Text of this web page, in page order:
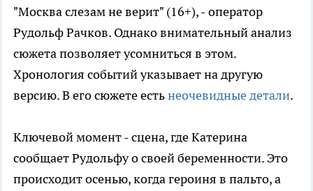
"Москва слезам не верит" (16+), - оператор
Рудольф Рачков. Однако внимательный анализ
сюжета позволяет усомниться в этом.
Хронология событий указывает на другую
версию. В его сюжете естьнеочевидные детали.
Ключевой момент - сцена, где Катерина
сообщает Рудольфу о своей беременности. Это
происходит осенью, когда героиня в пальто, а